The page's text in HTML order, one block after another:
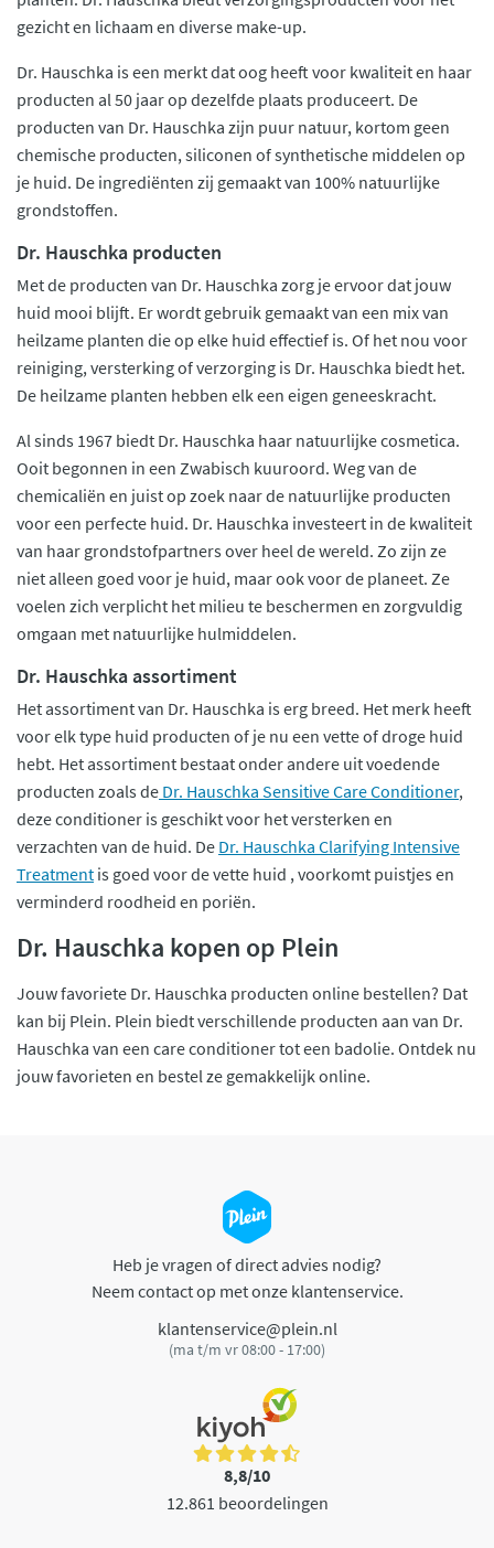
gezicht en lichaam en diverse make-up.
Dr. Hauschka is een merkt dat oog heeft voor kwaliteit en haar
producten al 50 jaar op dezelfde plaats produceert. De
producten van Dr. Hauschka zijn puur natuur, kortom geen
chemische producten, siliconen of synthetische middelen op
je huid. De ingrediënten zij gemaakt van 100% natuurlijke
grondstoffen.
Dr. Hauschka producten
Met de producten van Dr. Hauschka zorg je ervoor dat jouw
huid mooi blijft. Er wordt gebruik gemaakt van een mix van
heilzame planten die op elke huid effectief is. Of het nou voor
reiniging, versterking of verzorging is Dr. Hauschka biedt het.
De heilzame planten hebben elk een eigen geneeskracht.
Al sinds 1967 biedt Dr. Hauschka haar natuurlijke cosmetica.
Ooit begonnen in een Zwabisch kuuroord. Weg van de
chemicaliën en juist op zoek naar de natuurlijke producten
voor een perfecte huid. Dr. Hauschka investeert in de kwaliteit
van haar grondstofpartners over heel de wereld. Zo zijn ze
niet alleen goed voor je huid, maar ook voor de planeet. Ze
voelen zich verplicht het milieu te beschermen en zorgvuldig
omgaan met natuurlijke hulmiddelen.
Dr. Hauschka assortiment
Het assortiment van Dr. Hauschka is erg breed. Het merk heeft
voor elk type huid producten of je nu een vette of droge huid
hebt. Het assortiment bestaat onder andere uit voedende
producten zoals de Dr. Hauschka Sensitive Care Conditioner,
deze conditioner is geschikt voor het versterken en
verzachten van de huid. De Dr. Hauschka Clarifying Intensive
Treatment is goed voor de vette huid , voorkomt puistjes en
verminderd roodheid en poriën.
Dr. Hauschka kopen op Plein
Jouw favoriete Dr. Hauschka producten online bestellen? Dat
kan bij Plein. Plein biedt verschillende producten aan van Dr.
Hauschka van een care conditioner tot een badolie. Ontdek nu
jouw favorieten en bestel ze gemakkelijk online.
Heb je vragen of direct advies nodig?
Neem contact op met onze klantenservice.
klantenservice@plein.nl
(ma t/m vr 08:00 - 17:00)
8,8/10
12.861 beoordelingen